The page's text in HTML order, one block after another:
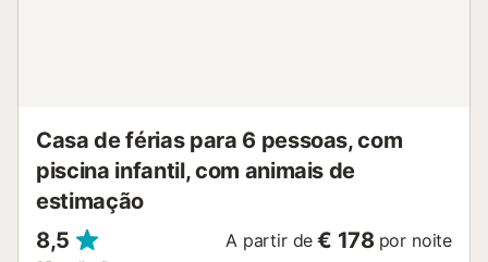
Casa de férias para 6 pessoas, com
piscina infantil, com animais de
estimação
8,5
A partir de € 178 por noite